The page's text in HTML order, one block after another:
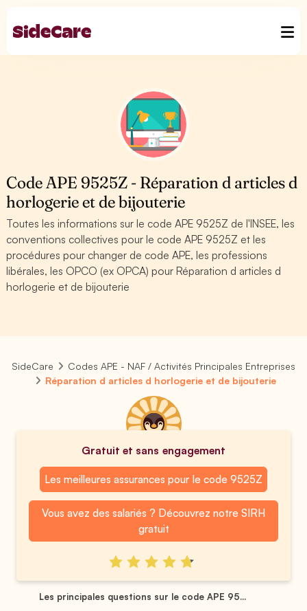
Code APE 9525Z - Réparation d articles d
horlogerie et de bijouterie
Toutes les informations sur le code APE 9525Z de l'INSEE, les
conventions collectives pour le code APE 9525Z et les
procédures pour changer de code APE, les professions
libérales, les OPCO (ex OPCA) pour Réparation d articles d
horlogerie et de bijouterie
SideCare
Codes APE - NAF / Activités Principales Entreprises
Réparation d articles d horlogerie et de bijouterie
Gratuit et sans engagement
Les meilleures assurances pour le code 9525Z
Vous avez des salariés ? Découvrez notre SIRH
gratuit
Les principales questions sur le code APE 95...